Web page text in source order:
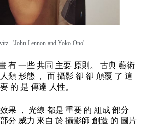
- 'John Lennon and Yoko Ono'
有 一些 共同 主要 原則。 古典 藝術
類 形態 ， 而 攝影 卻 卻 顛覆 了 這
的 是 傳達 人性。
果 ， 光線 都是 重要 的 組成 部分
分 威力 來自 於 攝影師 創造 的 圖片